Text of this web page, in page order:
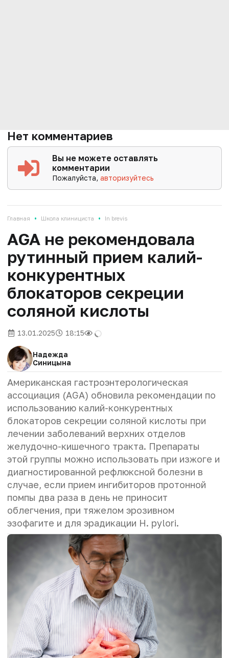
Нет комментариев
Вы не можете оставлять
комментарии
Пожалуйста,авторизуйтесь
Главная • Школа клинициста • In brevis
AGA не рекомендовала
рутинный прием калий-
конкурентных
блокаторов секреции
соляной кислоты
13.01.2025 18:15
Надежда
Синицына
Американская гастроэнтерологическая
ассоциация (AGA) обновила рекомендации по
использованию калий-конкурентных
блокаторов секреции соляной кислоты при
лечении заболеваний верхних отделов
желудочно-кишечного тракта. Препараты
этой группы можно использовать при изжоге и
диагностированной рефлюксной болезни в
случае, если прием ингибиторов протонной
помпы два раза в день не приносит
облегчения, при тяжелом эрозивном
эзофагите и для эрадикации H. pylori.